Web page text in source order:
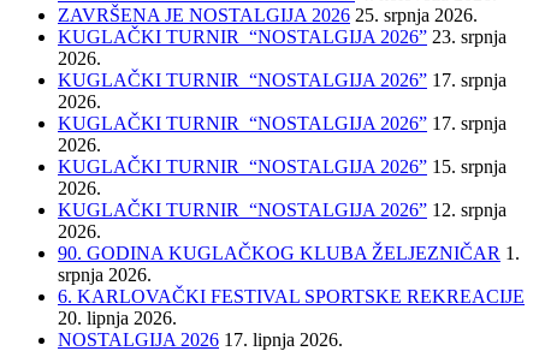
ZAVRŠENA JE NOSTALGIJA 2026 25. srpnja 2026.
KUGLAČKI TURNIR “NOSTALGIJA 2026” 23. srpnja
2026.
KUGLAČKI TURNIR “NOSTALGIJA 2026” 17. srpnja
2026.
KUGLAČKI TURNIR “NOSTALGIJA 2026” 17. srpnja
2026.
KUGLAČKI TURNIR “NOSTALGIJA 2026” 15. srpnja
2026.
KUGLAČKI TURNIR “NOSTALGIJA 2026” 12. srpnja
2026.
90. GODINA KUGLAČKOG KLUBA ŽELJEZNIČAR 1.
srpnja 2026.
6. KARLOVAČKI FESTIVAL SPORTSKE REKREACIJE
20. lipnja 2026.
NOSTALGIJA 2026 17. lipnja 2026.